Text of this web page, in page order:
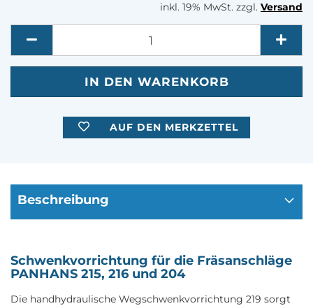
inkl. 19% MwSt. zzgl. Versand
AUF DEN MERKZETTEL
Beschreibung
Schwenkvorrichtung für die Fräsanschläge
PANHANS 215, 216 und 204
Die handhydraulische Wegschwenkvorrichtung 219 sorgt